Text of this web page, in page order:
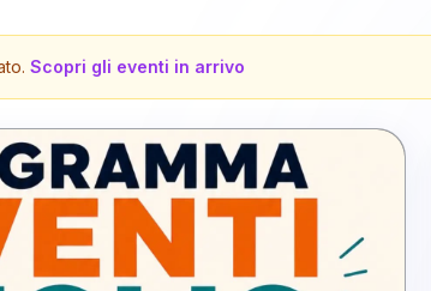
Scopri gli eventi in arrivo